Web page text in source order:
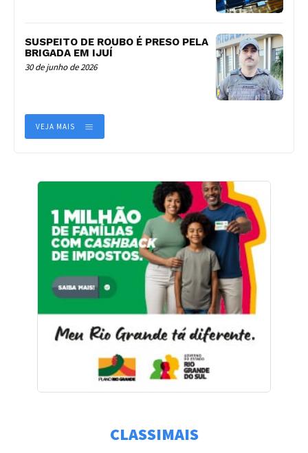
SUSPEITO DE ROUBO É PRESO PELA
BRIGADA EM IJUÍ
30 de junho de 2026
VEJA MAIS
CLASSIMAIS